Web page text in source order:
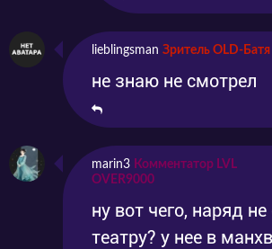
lieblingsman Зритель OLD-Батя
не знаю не смотрел
marin3 Комментатор LVL
OVER9000
ну вот чего, наряд
театру? у нее в